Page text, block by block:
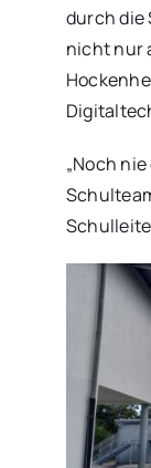
durch die
nicht nur
„Noch